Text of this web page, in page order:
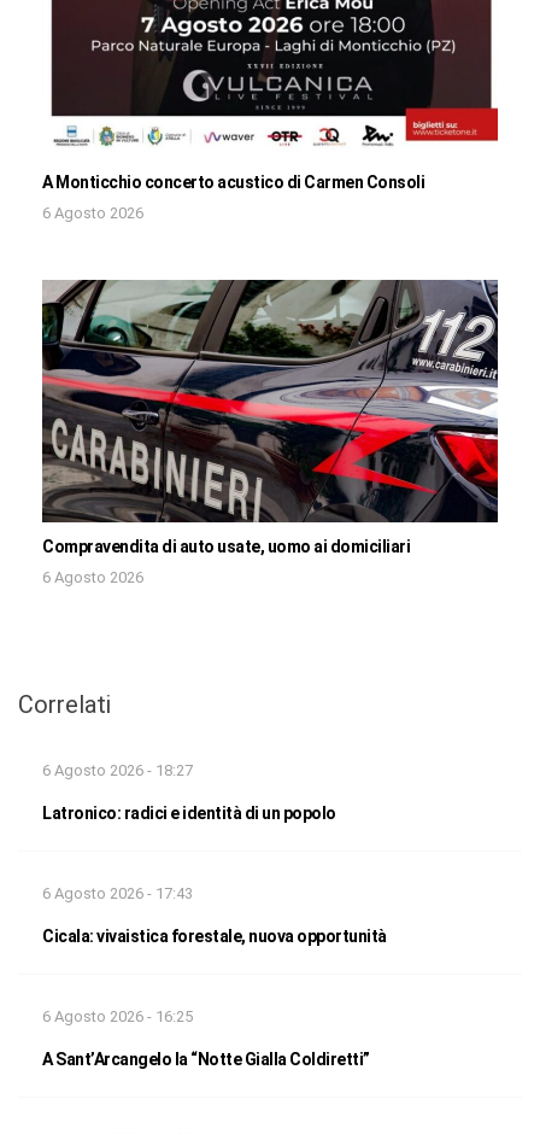
A Monticchio concerto acustico di Carmen Consoli
6 Agosto 2026
Compravendita di auto usate, uomo ai domiciliari
6 Agosto 2026
Correlati
6 Agosto 2026 - 18:27
Latronico: radici e identità di un popolo
6 Agosto 2026 - 17:43
Cicala: vivaistica forestale, nuova opportunità
6 Agosto 2026 - 16:25
A Sant’Arcangelo la “Notte Gialla Coldiretti”